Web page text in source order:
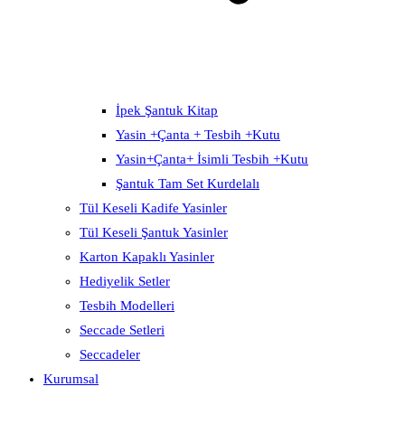
İpek Şantuk Kitap
Yasin +Çanta + Tesbih +Kutu
Yasin+Çanta+ İsimli Tesbih +Kutu
Şantuk Tam Set Kurdelalı
Tül Keseli Kadife Yasinler
Tül Keseli Şantuk Yasinler
Karton Kapaklı Yasinler
Hediyelik Setler
Tesbih Modelleri
Seccade Setleri
Seccadeler
Kurumsal